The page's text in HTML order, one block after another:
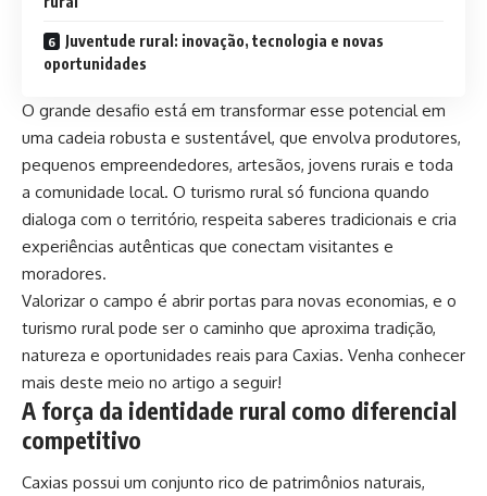
Juventude rural: inovação, tecnologia e novas
oportunidades
O grande desafio está em transformar esse potencial em
uma cadeia robusta e sustentável, que envolva produtores,
pequenos empreendedores, artesãos, jovens rurais e toda
a comunidade local. O turismo rural só funciona quando
dialoga com o território, respeita saberes tradicionais e cria
experiências autênticas que conectam visitantes e
moradores.
Valorizar o campo é abrir portas para novas economias, e o
turismo rural pode ser o caminho que aproxima tradição,
natureza e oportunidades reais para Caxias. Venha conhecer
mais deste meio no artigo a seguir!
A força da identidade rural como diferencial
competitivo
Caxias possui um conjunto rico de patrimônios naturais,